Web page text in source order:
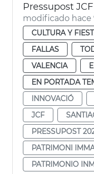
Pressupost
modificado hace
CULTURA Y
FALLAS
VALENCIA
EN PORTADA
INNOVACIÓ
JCF
PRESSUPOST
PATRIMONI
PATRIMONIO